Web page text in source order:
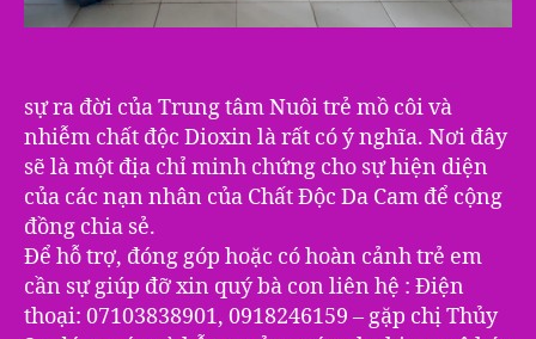
sự ra đời của Trung tâm Nuôi trẻ mồ côi và
nhiễm chất độc Dioxin là rất có ý nghĩa. Nơi đây
sẽ là một địa chỉ minh chứng cho sự hiện diện
của các nạn nhân của Chất Độc Da Cam để cộng
đồng chia sẻ.
Để hỗ trợ, đóng góp hoặc có hoàn cảnh trẻ em
cần sự giúp đỡ xin quý bà con liên hệ : Điện
thoại: 07103838901, 0918246159 – gặp chị Thủy